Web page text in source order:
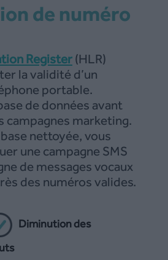
de numéro
Register (HLR)
la validité d’un
portable.
de données avant
campagnes marketing.
nettoyée, vous
une campagne SMS
de messages vocaux
des numéros valides.
Diminution des